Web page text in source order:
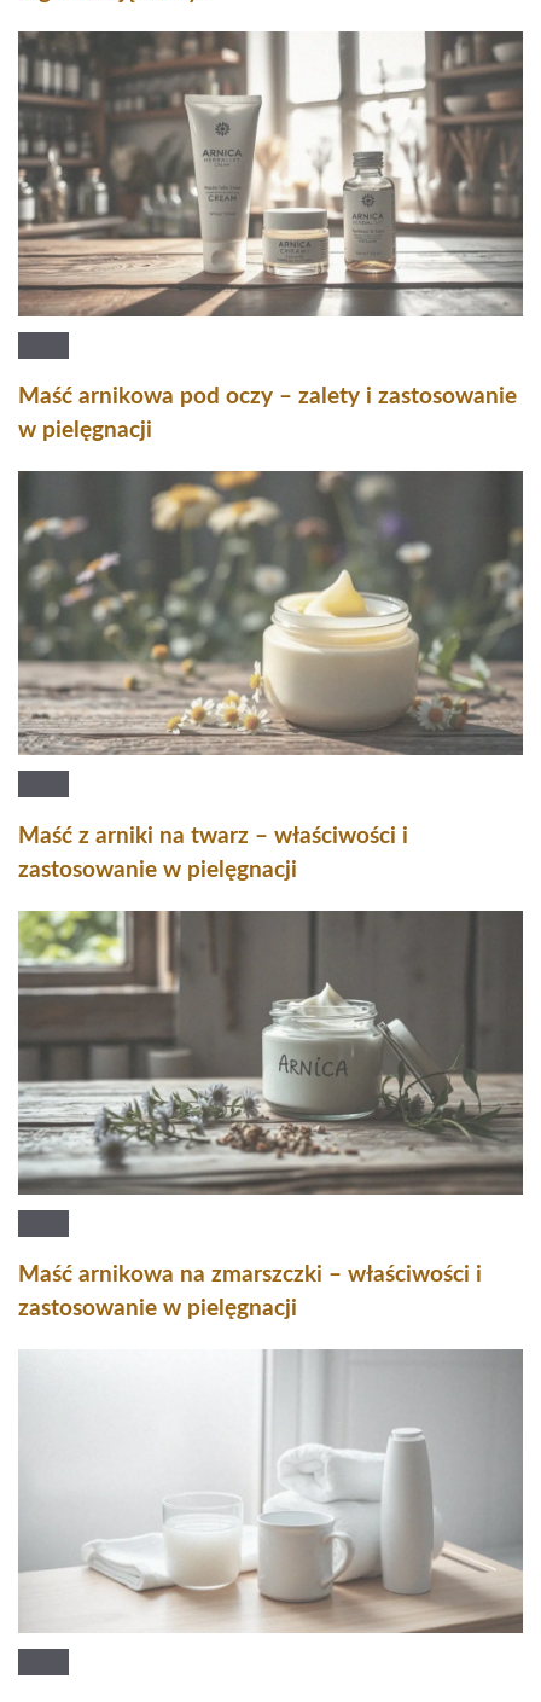
Maść arnikowa pod oczy – zalety i zastosowanie
w pielęgnacji
Maść z arniki na twarz – właściwości i
zastosowanie w pielęgnacji
Maść arnikowa na zmarszczki – właściwości i
zastosowanie w pielęgnacji